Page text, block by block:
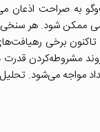
به صراحت اذعان
ممکن شود. هر
برخی
مشروطه‌کردن قدرت
مواجه می‌شود.